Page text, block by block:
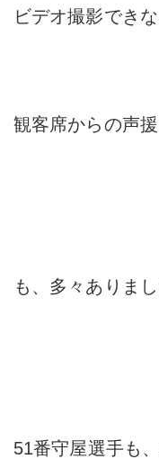
ビデオ撮影でき
観客席からの声
も、多々ありまし
51番守屋選手も